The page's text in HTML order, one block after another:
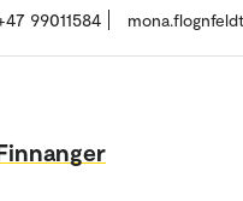
99011584